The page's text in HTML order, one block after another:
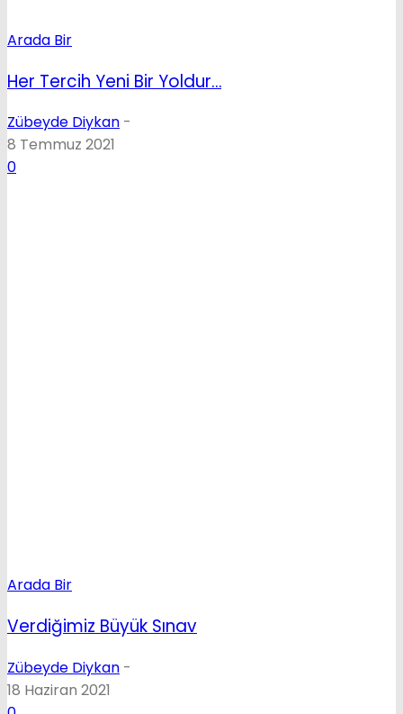
Arada Bir
Her Tercih Yeni Bir Yoldur…
Zübeyde Diykan -
8 Temmuz 2021
0
Arada Bir
Verdiğimiz Büyük Sınav
Zübeyde Diykan -
18 Haziran 2021